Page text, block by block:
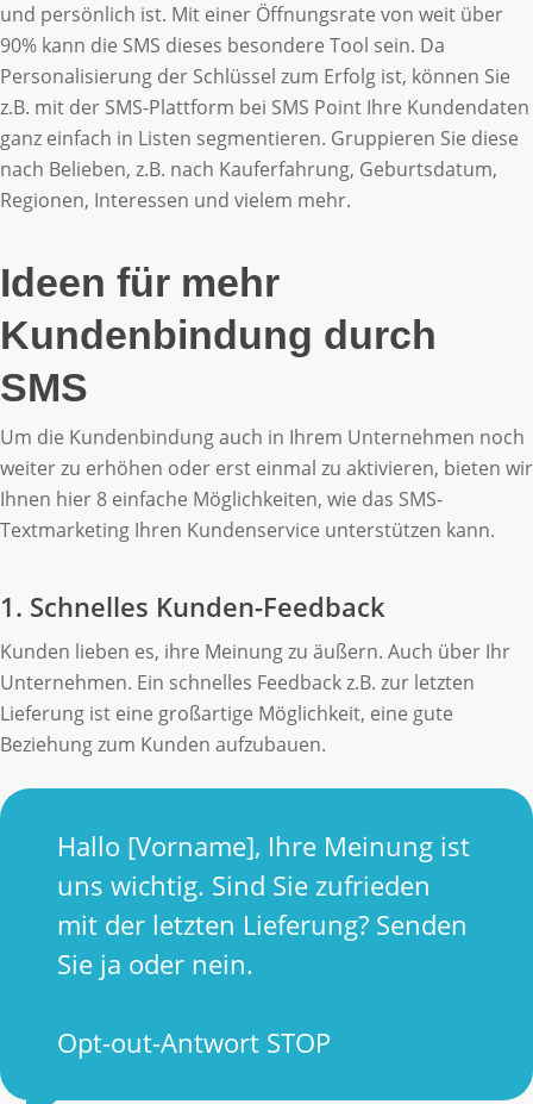
und persönlich ist. Mit einer Öffnungsrate von weit über
90% kann die SMS dieses besondere Tool sein. Da
Personalisierung der Schlüssel zum Erfolg ist, können Sie
z.B. mit der SMS-Plattform bei SMS Point Ihre Kundendaten
ganz einfach in Listen segmentieren. Gruppieren Sie diese
nach Belieben, z.B. nach Kauferfahrung, Geburtsdatum,
Regionen, Interessen und vielem mehr.
Ideen für mehr
Kundenbindung durch
SMS
Um die Kundenbindung auch in Ihrem Unternehmen noch
weiter zu erhöhen oder erst einmal zu aktivieren, bieten wir
Ihnen hier 8 einfache Möglichkeiten, wie das SMS-
Textmarketing Ihren Kundenservice unterstützen kann.
1. Schnelles Kunden-Feedback
Kunden lieben es, ihre Meinung zu äußern. Auch über Ihr
Unternehmen. Ein schnelles Feedback z.B. zur letzten
Lieferung ist eine großartige Möglichkeit, eine gute
Beziehung zum Kunden aufzubauen.
Hallo [Vorname], Ihre Meinung ist
uns wichtig. Sind Sie zufrieden
mit der letzten Lieferung? Senden
Sie ja oder nein.
Opt-out-Antwort STOP